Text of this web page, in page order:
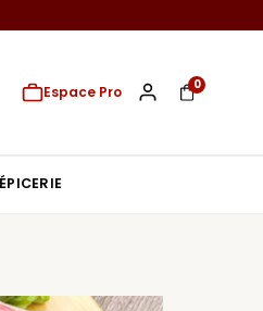
Espace Pro 0
ÉPICERIE